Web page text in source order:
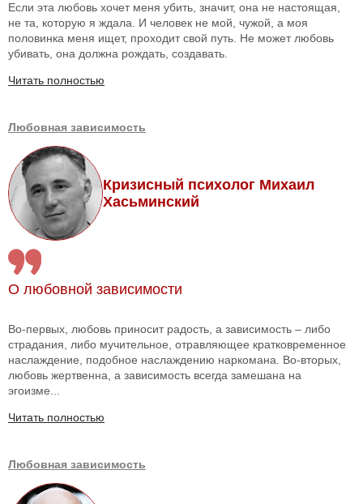
Если эта любовь хочет меня убить, значит, она не настоящая,
не та, которую я ждала. И человек не мой, чужой, а моя
половинка меня ищет, проходит свой путь. Не может любовь
убивать, она должна рождать, создавать.
Читать полностью
Любовная зависимость
Кризисный психолог Михаил
Хасьминский
О любовной зависимости
Во-первых, любовь приносит радость, а зависимость – либо
страдания, либо мучительное, отравляющее кратковременное
наслаждение, подобное наслаждению наркомана. Во-вторых,
любовь жертвенна, а зависимость всегда замешана на
эгоизме...
Читать полностью
Любовная зависимость